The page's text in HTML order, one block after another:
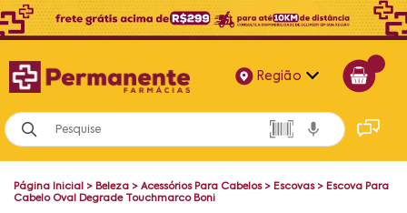
Região
Alagoas
Bahia
Página Inicial > Beleza > Acessórios Para Cabelos> Escovas> Escova Para
Cabelo Oval Degrade Touchmarco Boni